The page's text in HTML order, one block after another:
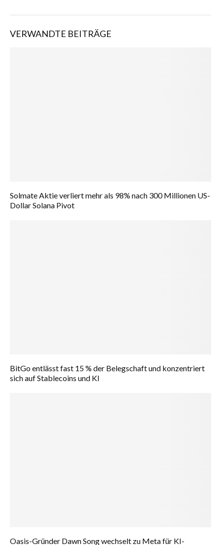
VERWANDTE BEITRÄGE
Solmate Aktie verliert mehr als 98% nach 300 Millionen US-
Dollar Solana Pivot
BitGo entlässt fast 15 % der Belegschaft und konzentriert
sich auf Stablecoins und KI
Oasis-Gründer Dawn Song wechselt zu Meta für KI-